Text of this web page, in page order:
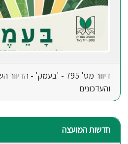
דיוור מס' 795 - 'בעמק' -
והעדכונים
חדשות המועצה